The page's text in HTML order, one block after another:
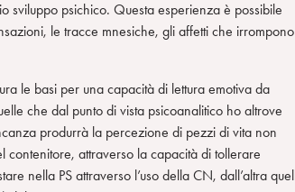
sviluppo psichico. Questa esperienza è possibile
le tracce mnesiche, gli affetti che irrompono
le basi per una capacità di lettura emotiva da
che dal punto di vista psicoanalitico ho altrove
produrrà la percezione di pezzi di vita non
contenitore, attraverso la capacità di tollerare
nella PS attraverso l’uso della CN, dall’altra